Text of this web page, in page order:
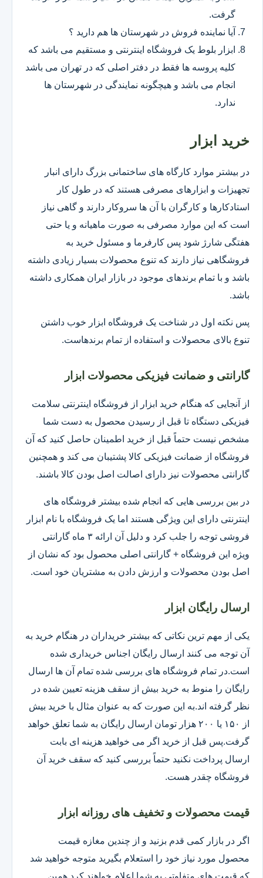
گرفت.
آیا نماینده فروش در شهرستان ها هم دارید ؟
ابزار بلوط یک فروشگاه اینترنتی و مستقیم می باشد که
کلیه پروسه ها فقط در دفتر اصلی که در تهران می باشد
انجام می باشد و هیچگونه نمایندگی در شهرستان ها
ندارد.
خرید ابزار
در بیشتر موارد کارگاه های ساختمانی بزرگ دارای انبار
تجهیزات و ابزارهای مصرفی هستند که در طول کار
استادکارها و کارگران با آن ها سروکار دارند و گاهی نیاز
است که این موارد مصرفی به صورت ماهیانه و یا حتی
هفتگی شارژ شود پس کارفرما و مسئول خرید به
فروشگاهی نیاز دارند که تنوع محصولات بسیار زیادی داشته
باشد و با تمام برندهای موجود در بازار ایران همکاری داشته
باشد.
پس نکته اول در شناخت یک فروشگاه ابزار خوب داشتن
تنوع بالای محصولات و استفاده از تمام برندهاست.
گارانتی و ضمانت فیزیکی محصولات ابزار
از آنجایی که هنگام خرید ابزار از فروشگاه اینترنتی سلامت
فیزیکی دستگاه تا قبل از رسیدن محصول به دست شما
مشخص نیست حتماً قبل از خرید اطمینان حاصل کنید که آن
فروشگاه از ضمانت فیزیکی کالا پشتیبان می کند و همچنین
گارانتی محصولات نیز دارای اصالت اصل بودن کالا باشند.
در بین بررسی هایی که انجام شده بیشتر فروشگاه های
اینترنتی دارای این ویژگی هستند اما یک فروشگاه با نام ابزار
فروشی توجه را جلب کرد و دلیل آن ارائه ۳ ماه گارانتی
ویژه این فروشگاه + گارانتی اصلی محصول بود که نشان از
اصل بودن محصولات و ارزش دادن به مشتریان خود است.
ارسال رایگان ابزار
یکی از مهم ترین نکاتی که بیشتر خریداران در هنگام خرید به
آن توجه می کنند ارسال رایگان اجناس خریداری شده
است.در تمام فروشگاه های بررسی شده تمام آن ها ارسال
رایگان را منوط به خرید بیش از سقف هزینه تعیین شده در
نظر گرفته اند.به این صورت که به عنوان مثال با خرید بیش
از ۱۵۰ یا ۲۰۰ هزار تومان ارسال رایگان به شما تعلق خواهد
گرفت.پس قبل از خرید اگر می خواهید هزینه ای بابت
ارسال پرداخت نکنید حتماً بررسی کنید که سقف خرید آن
فروشگاه چقدر هست.
قیمت محصولات و تخفیف های روزانه ابزار
اگر در بازار کمی قدم بزنید و از چندین مغازه قیمت
محصول مورد نیاز خود را استعلام بگیرید متوجه خواهید شد
که قیمت های متفاوتی به شما اعلام خواهند کرد همین